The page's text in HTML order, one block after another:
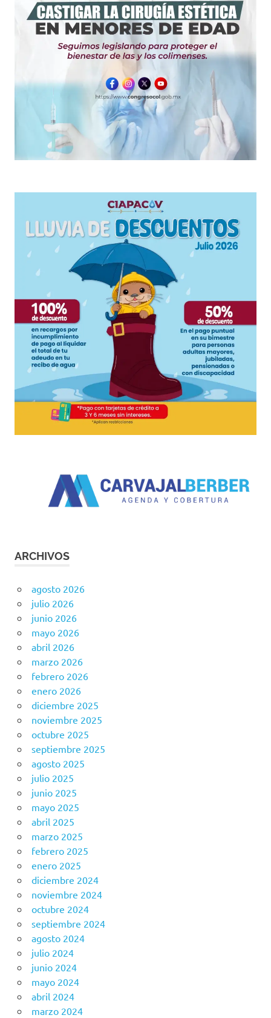
ARCHIVOS
agosto 2026
julio 2026
junio 2026
mayo 2026
abril 2026
marzo 2026
febrero 2026
enero 2026
diciembre 2025
noviembre 2025
octubre 2025
septiembre 2025
agosto 2025
julio 2025
junio 2025
mayo 2025
abril 2025
marzo 2025
febrero 2025
enero 2025
diciembre 2024
noviembre 2024
octubre 2024
septiembre 2024
agosto 2024
julio 2024
junio 2024
mayo 2024
abril 2024
marzo 2024